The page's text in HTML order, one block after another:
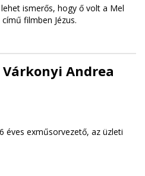
ismerős, hogy ő volt a Mel
filmben Jézus.
Andrea
éves exműsorvezető, az üzleti